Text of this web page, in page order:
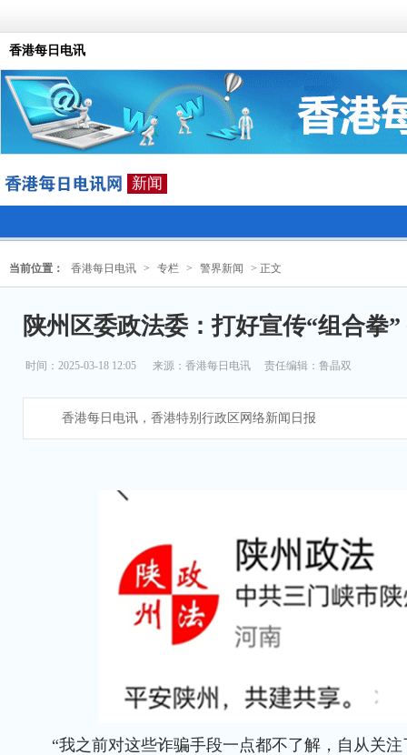
香港每日电讯
新闻
当前位置： 香港每日电讯 > 专栏 > 警界新闻 > 正文
陕州区委政法委：打好宣传“组合拳
时间：2025-03-18 12:05 来源： 香港每日电讯 责任编辑：鲁晶双
香港每日电讯，香港特别行政区网络新闻日报
“我之前对这些诈骗手段一点都不了解，自从关